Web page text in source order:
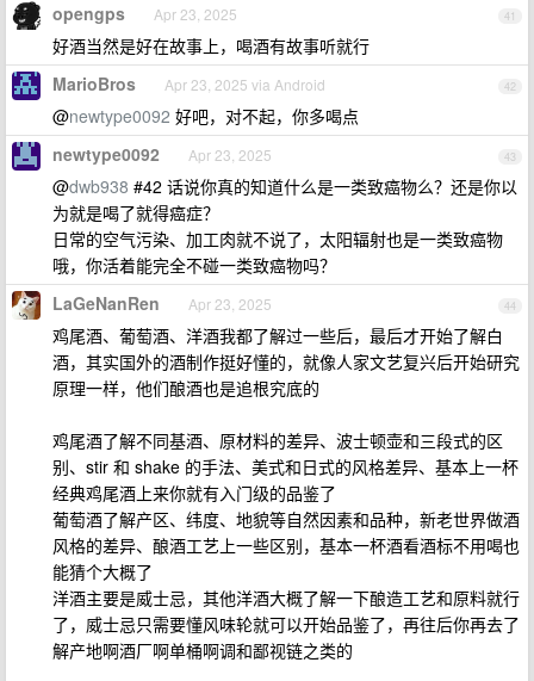
41
opengps Apr 23, 2025
好酒当然是好在故事上，喝酒有故事听就行
42
MarioBros Apr 23, 2025 via Android
@newtype0092 好吧，对不起，你多喝点
43
newtype0092 Apr 23, 2025
@dwb938 #42 话说你真的知道什么是一类致癌物么？还是你以
为就是喝了就得癌症？
日常的空气污染、加工肉就不说了，太阳辐射也是一类致癌物
哦，你活着能完全不碰一类致癌物吗？
44
LaGeNanRen Apr 23, 2025
鸡尾酒、葡萄酒、洋酒我都了解过一些后，最后才开始了解白
酒，其实国外的酒制作挺好懂的，就像人家文艺复兴后开始研究
原理一样，他们酿酒也是追根究底的
鸡尾酒了解不同基酒、原材料的差异、波士顿壶和三段式的区
别、stir 和 shake 的手法、美式和日式的风格差异、基本上一杯
经典鸡尾酒上来你就有入门级的品鉴了
葡萄酒了解产区、纬度、地貌等自然因素和品种，新老世界做酒
风格的差异、酿酒工艺上一些区别，基本一杯酒看酒标不用喝也
能猜个大概了
洋酒主要是威士忌，其他洋酒大概了解一下酿造工艺和原料就行
了，威士忌只需要懂风味轮就可以开始品鉴了，再往后你再去了
解产地啊酒厂啊单桶啊调和鄙视链之类的